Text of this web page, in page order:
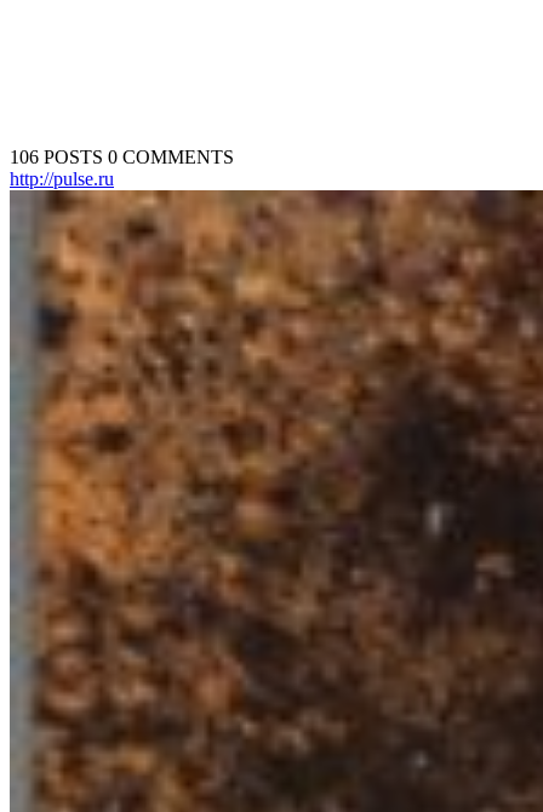
106 POSTS 0 COMMENTS
http://pulse.ru